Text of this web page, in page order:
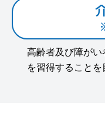
高齢者及び障が
を習得することを